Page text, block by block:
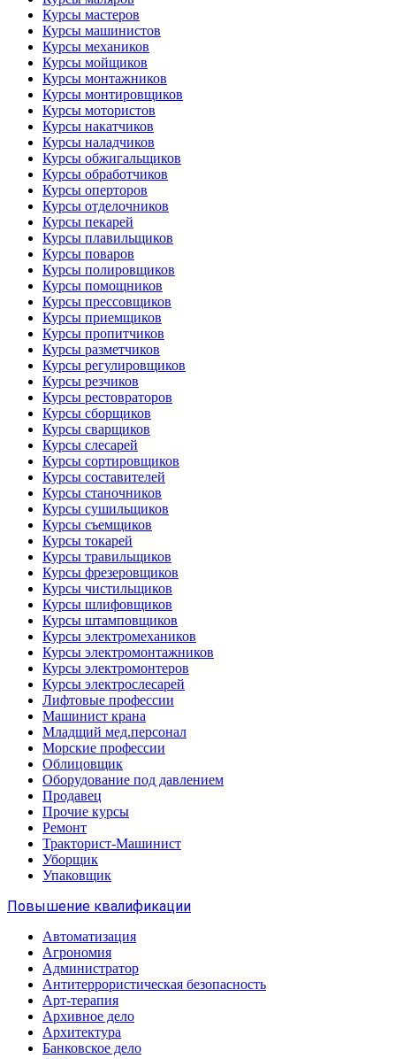
Курсы мастеров
Курсы машинистов
Курсы механиков
Курсы мойщиков
Курсы монтажников
Курсы монтировщиков
Курсы мотористов
Курсы накатчиков
Курсы наладчиков
Курсы обжигальщиков
Курсы обработчиков
Курсы оперторов
Курсы отделочников
Курсы пекарей
Курсы плавильщиков
Курсы поваров
Курсы полировщиков
Курсы помощников
Курсы прессовщиков
Курсы приемщиков
Курсы пропитчиков
Курсы разметчиков
Курсы регулировщиков
Курсы резчиков
Курсы рестовраторов
Курсы сборщиков
Курсы сварщиков
Курсы слесарей
Курсы сортировщиков
Курсы составителей
Курсы станочников
Курсы сушильщиков
Курсы съемщиков
Курсы токарей
Курсы травильщиков
Курсы фрезеровщиков
Курсы чистильщиков
Курсы шлифовщиков
Курсы штамповщиков
Курсы электромехаников
Курсы электромонтажников
Курсы электромонтеров
Курсы электрослесарей
Лифтовые профессии
Машинист крана
Младщий мед.персонал
Морские профессии
Облицовщик
Оборудование под давлением
Продавец
Прочие курсы
Ремонт
Тракторист-Машинист
Уборщик
Упаковщик
Повышение квалификации
Автоматизация
Агрономия
Администратор
Антитеррористическая безопасность
Арт-терапия
Архивное дело
Архитектура
Банковское дело